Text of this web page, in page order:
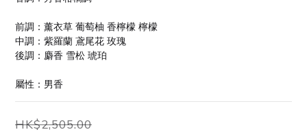
前調：薰衣草 葡萄柚 香檸檬 檸檬
中調：紫羅蘭 鳶尾花 玫瑰
後調：麝香 雪松 琥珀
屬性：男香
HK$2,505.00